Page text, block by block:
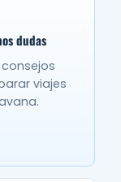
dudas
viajes